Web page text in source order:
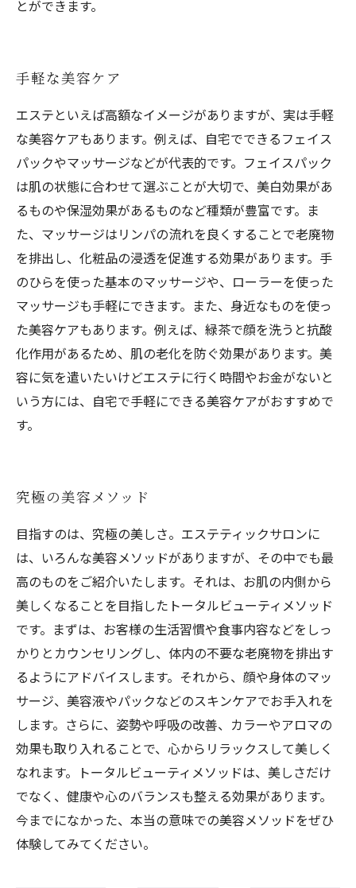
とができます。
手軽な美容ケア
エステといえば高額なイメージがありますが、実は手軽
な美容ケアもあります。例えば、自宅でできるフェイス
パックやマッサージなどが代表的です。フェイスパック
は肌の状態に合わせて選ぶことが大切で、美白効果があ
るものや保湿効果があるものなど種類が豊富です。ま
た、マッサージはリンパの流れを良くすることで老廃物
を排出し、化粧品の浸透を促進する効果があります。手
のひらを使った基本のマッサージや、ローラーを使った
マッサージも手軽にできます。また、身近なものを使っ
た美容ケアもあります。例えば、緑茶で顔を洗うと抗酸
化作用があるため、肌の老化を防ぐ効果があります。美
容に気を遣いたいけどエステに行く時間やお金がないと
いう方には、自宅で手軽にできる美容ケアがおすすめで
す。
究極の美容メソッド
目指すのは、究極の美しさ。エステティックサロンに
は、いろんな美容メソッドがありますが、その中でも最
高のものをご紹介いたします。それは、お肌の内側から
美しくなることを目指したトータルビューティメソッド
です。まずは、お客様の生活習慣や食事内容などをしっ
かりとカウンセリングし、体内の不要な老廃物を排出す
るようにアドバイスします。それから、顔や身体のマッ
サージ、美容液やパックなどのスキンケアでお手入れを
します。さらに、姿勢や呼吸の改善、カラーやアロマの
効果も取り入れることで、心からリラックスして美しく
なれます。トータルビューティメソッドは、美しさだけ
でなく、健康や心のバランスも整える効果があります。
今までになかった、本当の意味での美容メソッドをぜひ
体験してみてください。